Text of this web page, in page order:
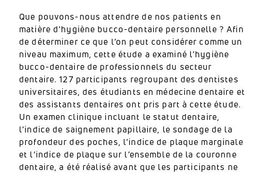
Que pouvons-nous attendre de nos patients en
matière d’hygiène bucco-dentaire personnelle ? Afin
de déterminer ce que l’on peut considérer comme un
niveau maximum, cette étude a examiné l’hygiène
bucco-dentaire de professionnels du secteur
dentaire. 127 participants regroupant des dentistes
universitaires, des étudiants en médecine dentaire et
des assistants dentaires ont pris part à cette étude.
Un examen clinique incluant le statut dentaire,
l’indice de saignement papillaire, le sondage de la
profondeur des poches, l’indice de plaque marginale
et l’indice de plaque sur l’ensemble de la couronne
dentaire, a été réalisé avant que les participants ne